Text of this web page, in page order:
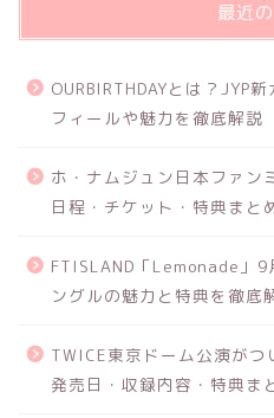
最近
OURBIRTHDAYとは？JYP
フィールや魅力を徹底解説
ホ・ナムジュン日本ファン
日程・チケット・特典まと
FTISLAND「Lemonade」
ングルの魅力と特典を徹底
TWICE東京ドーム公演が
発売日・収録内容・特典ま